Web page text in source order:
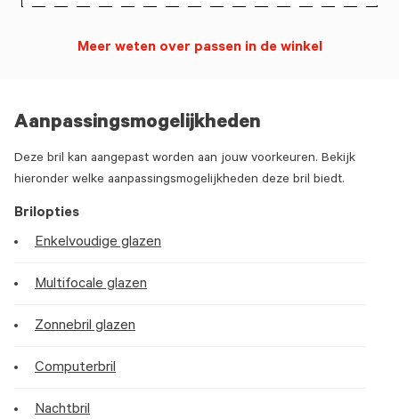
Aanpassingsmogelijkheden
Deze bril kan aangepast worden aan jouw voorkeuren. Bekijk
hieronder welke aanpassingsmogelijkheden deze bril biedt.
Brilopties
Enkelvoudige glazen
Multifocale glazen
Zonnebril glazen
Computerbril
Nachtbril
Meer weten over passen in de winkel